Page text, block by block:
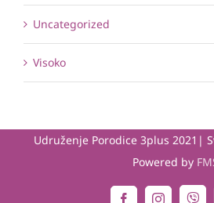
Uncategorized
Visoko
Udruženje Porodice 3plus 2021|
Powered by